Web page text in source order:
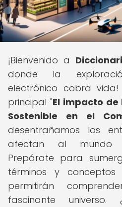
¡Bienvenido a
donde la
electrónico cobra
principal "El impacto de
Sostenible en el
desentrañamos los
afectan al mundo
Prepárate para
términos y
permitirán
fascinante